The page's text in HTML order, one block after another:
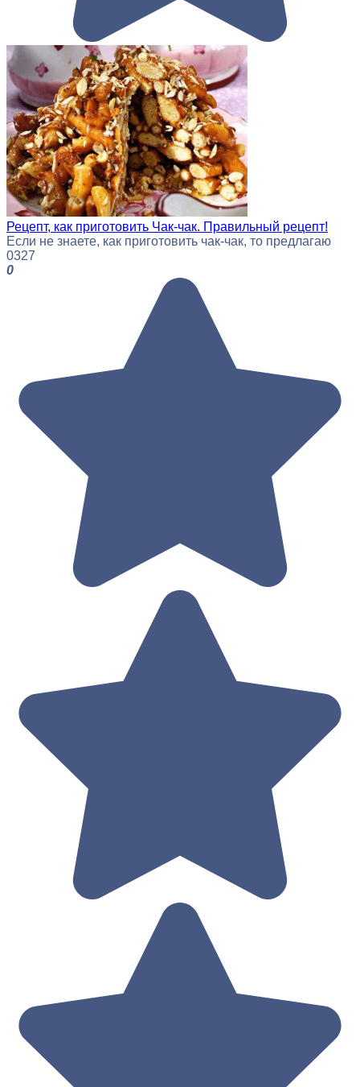
Рецепт, как приготовить Чак-чак. Правильный рецепт!
Если не знаете, как приготовить чак-чак, то предлагаю
0327
0